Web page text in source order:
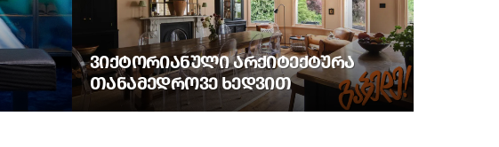
ᲕᲘᲥᲢᲝᲠᲘᲐᲜᲣᲚᲘ ᲐᲠᲥᲘᲢᲔᲥᲢᲣᲠᲐ
ᲗᲐᲜᲐᲛᲔᲓᲠᲝᲕᲔ ᲮᲔᲓᲕᲘᲗ